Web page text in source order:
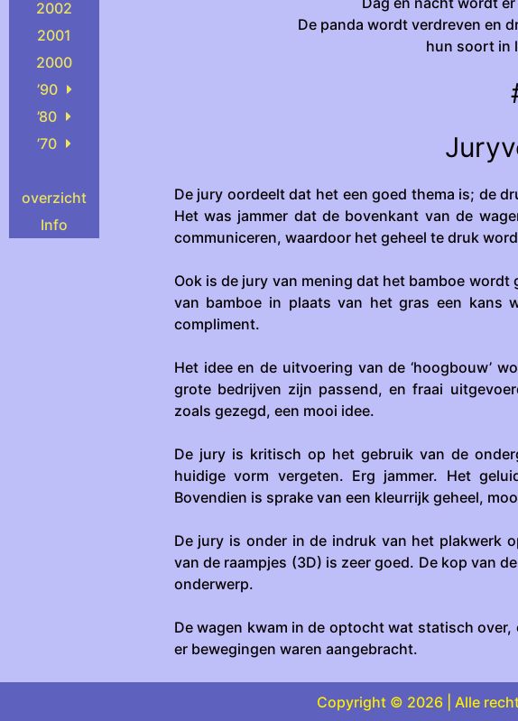
2002
2001
2000
’90
’80
’70
overzicht
Info
De panda wordt verdreven en
hun soort in
De jury oordeelt dat het een goed thema is; de
Het was jammer dat de bovenkant van de
communiceren, waardoor het geheel te druk
Ook is de jury van mening dat het bamboe
van bamboe in plaats van het gras een kans
compliment.
Het idee en de uitvoering van de ‘hoogbouw’
grote bedrijven zijn passend, en fraai
zoals gezegd, een mooi idee.
De jury is kritisch op het gebruik van de
huidige vorm vergeten. Erg jammer. Het
Bovendien is sprake van een kleurrijk geheel,
De jury is onder in de indruk van het plakwerk
van de raampjes (3D) is zeer goed. De kop van
onderwerp.
De wagen kwam in de optocht wat statisch
er bewegingen waren aangebracht.
Copyright © 2026 | Alle